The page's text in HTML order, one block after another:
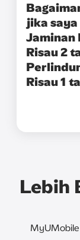
jika
Jaminan
Risau 2
Risau 1
Lebih
MyUMobile